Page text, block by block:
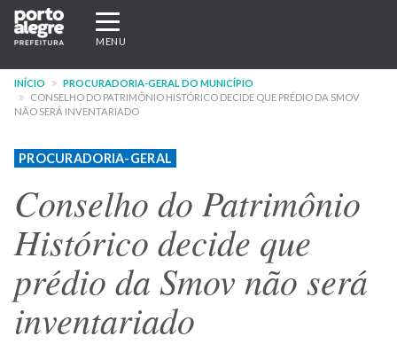
Pular
para
conteúdo
principal
Expandir/recolher
navegação
MENU
INÍCIO
PROCURADORIA-GERAL DO MUNICÍPIO
CONSELHO DO PATRIMÔNIO HISTÓRICO DECIDE QUE PRÉDIO DA SMOV
NÃO SERÁ INVENTARIADO
PROCURADORIA-GERAL
Conselho do Patrimônio
Histórico decide que
prédio da Smov não será
inventariado